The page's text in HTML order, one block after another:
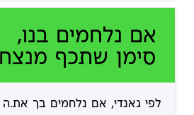
אם נלחמים בנו,
סימן שתכף
לפי גאנדי, אם נלחמים בך את.ה